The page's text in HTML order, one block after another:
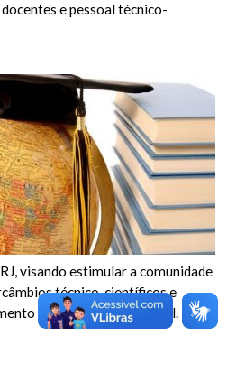
e pessoal técnico-
visando estimular a comunidade
técnico-científicos e
institucional e regional.